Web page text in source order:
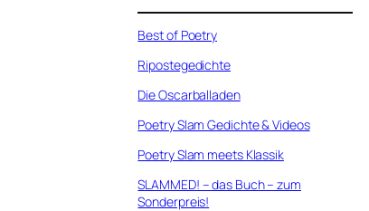
Best of Poetry
Ripostegedichte
Die Oscarballaden
Poetry Slam Gedichte & Videos
Poetry Slam meets Klassik
SLAMMED! – das Buch – zum
Sonderpreis!